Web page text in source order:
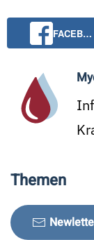
FACEB…
Themen